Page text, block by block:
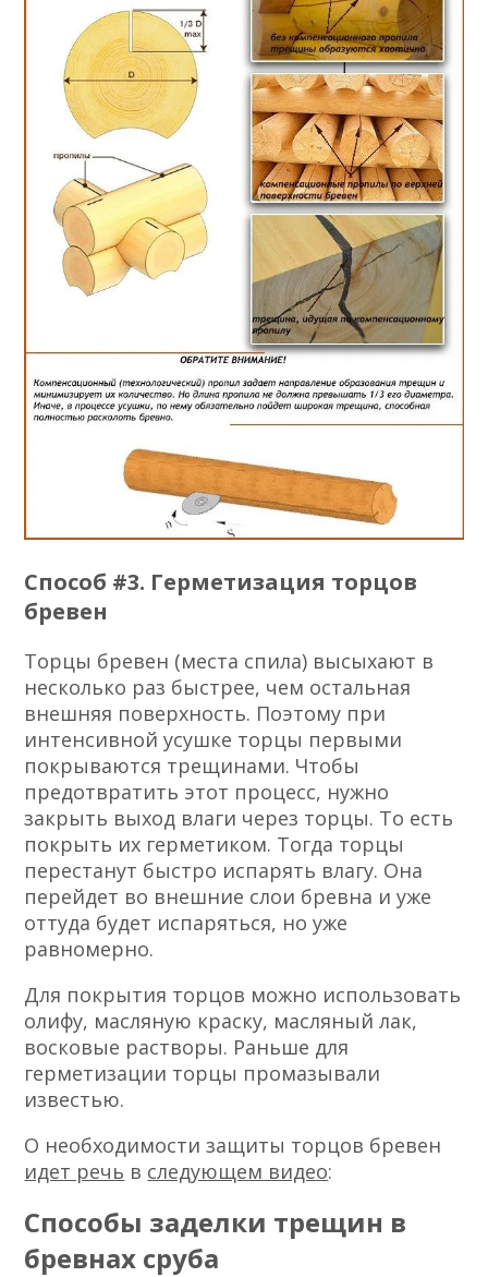
Способ #3. Герметизация торцов
бревен
Торцы бревен (места спила) высыхают в
несколько раз быстрее, чем остальная
внешняя поверхность. Поэтому при
интенсивной усушке торцы первыми
покрываются трещинами. Чтобы
предотвратить этот процесс, нужно
закрыть выход влаги через торцы. То есть
покрыть их герметиком. Тогда торцы
перестанут быстро испарять влагу. Она
перейдет во внешние слои бревна и уже
оттуда будет испаряться, но уже
равномерно.
Для покрытия торцов можно использовать
олифу, масляную краску, масляный лак,
восковые растворы. Раньше для
герметизации торцы промазывали
известью.
О необходимости защиты торцов бревен
идет речь в следующем видео:
Способы заделки трещин в
бревнах сруба